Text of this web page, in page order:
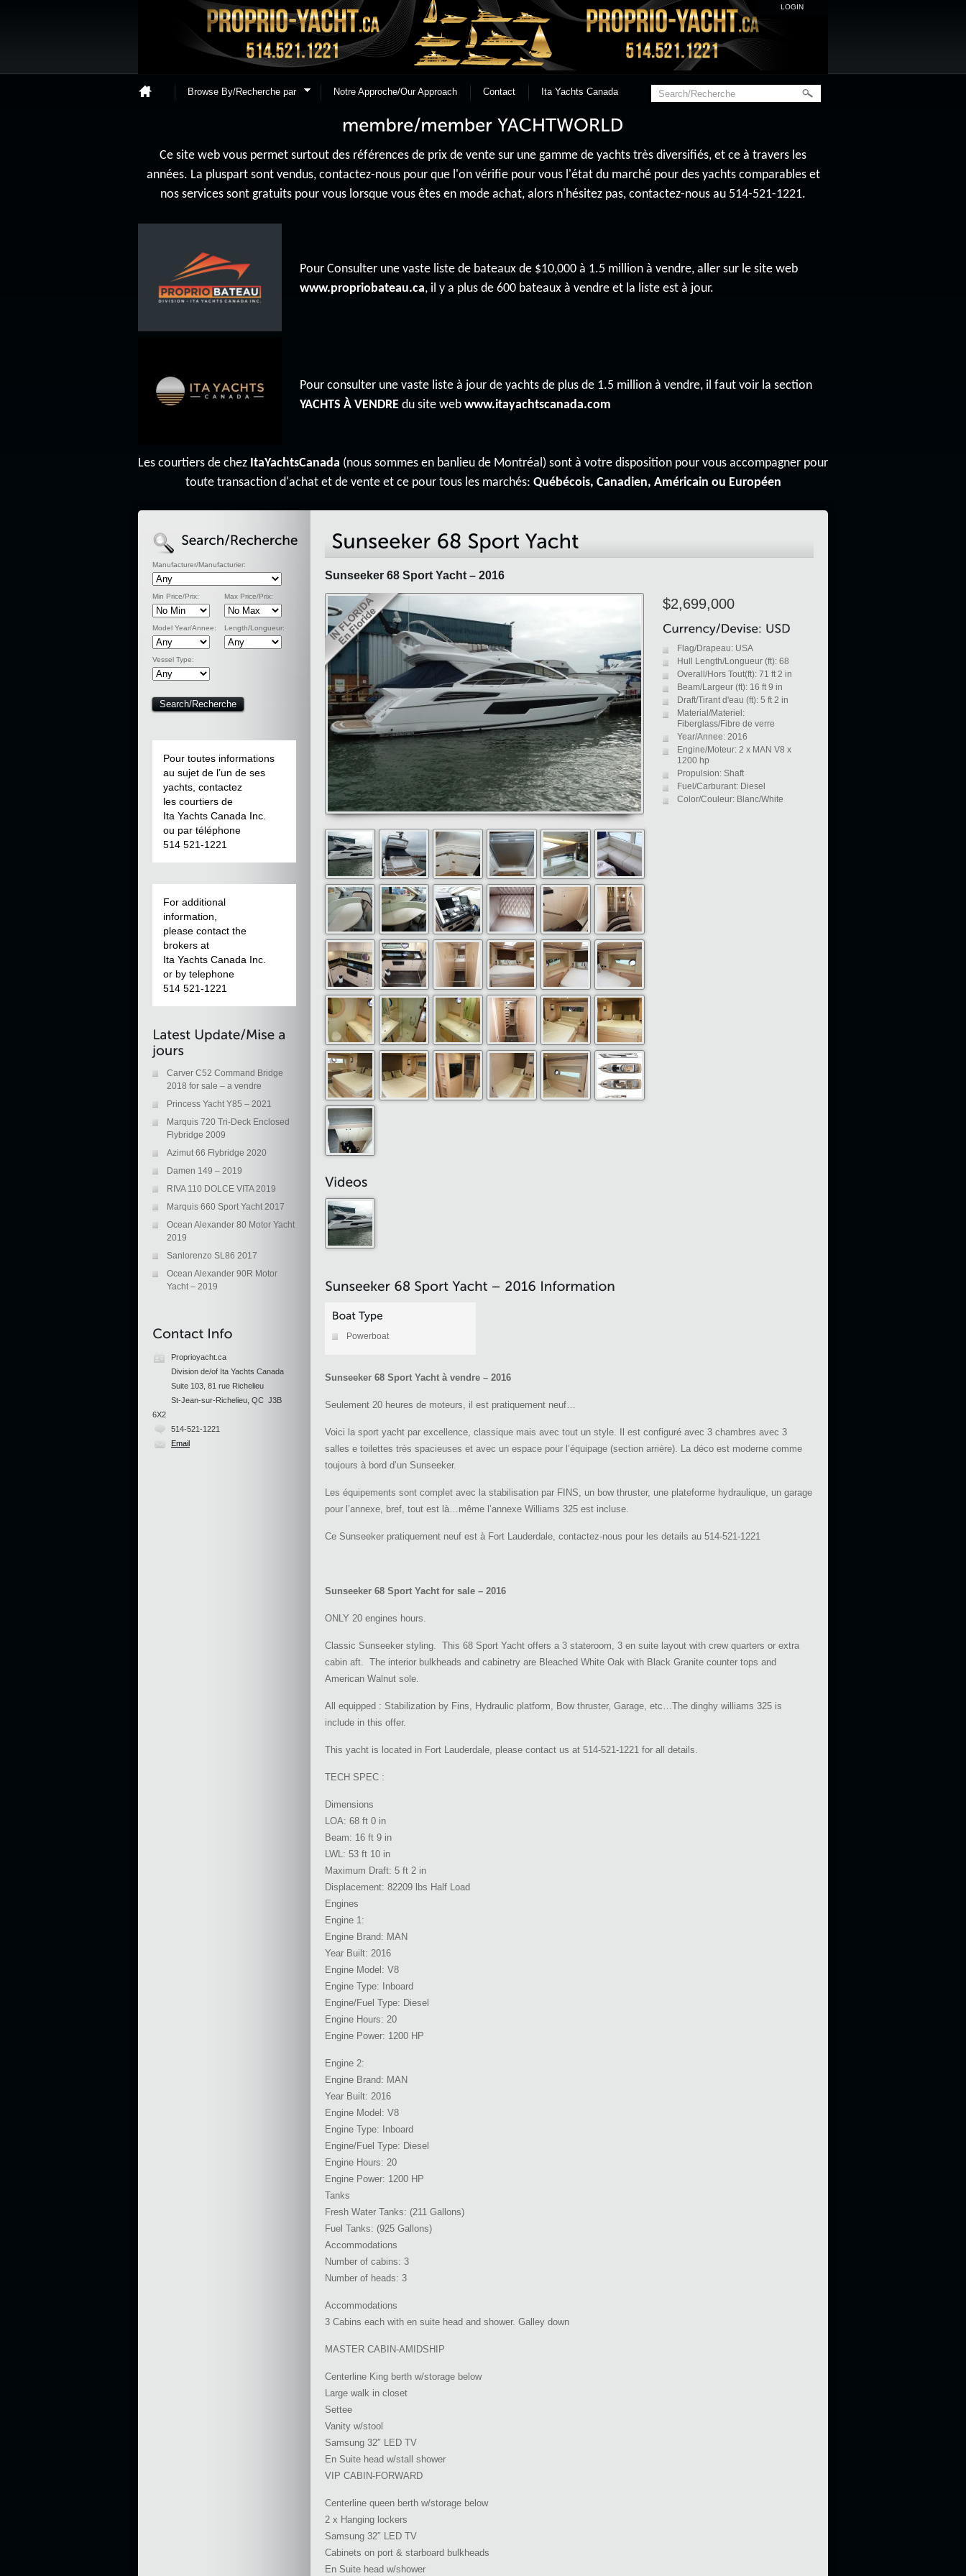
LOGIN
Browse By/Recherche par Notre Approche/Our Approach Contact Ita Yachts Canada
Ce site web vous permet surtout des références de prix de vente sur une gamme de yachts très diversifiés, et ce à travers les
années. La pluspart sont vendus, contactez-nous pour que l'on vérifie pour vous l'état du marché pour des yachts comparables et
nos services sont gratuits pour vous lorsque vous êtes en mode achat, alors n'hésitez pas, contactez-nous au 514-521-1221.
Pour Consulter une vaste liste de bateaux de $10,000 à 1.5 million à vendre, aller sur le site web
www.propriobateau.ca, il y a plus de 600 bateaux à vendre et la liste est à jour.
Pour consulter une vaste liste à jour de yachts de plus de 1.5 million à vendre, il faut voir la section
YACHTS À VENDRE du site web www.itayachtscanada.com
Les courtiers de chez ItaYachtsCanada (nous sommes en banlieu de Montréal) sont à votre disposition pour vous accompagner pour
toute transaction d'achat et de vente et ce pour tous les marchés: Québécois, Canadien, Américain ou Européen
Manufacturer/Manufacturier:
Min Price/Prix: Max Price/Prix:
Model Year/Annee: Length/Longueur:
Vessel Type:
Pour toutes informations
au sujet de l’un de ses
yachts, contactez
les courtiers de
Ita Yachts Canada Inc.
ou par téléphone
514 521-1221
For additional
information,
please contact the
brokers at
Ita Yachts Canada Inc.
or by telephone
514 521-1221
Carver C52 Command Bridge
2018 for sale – a vendre
Princess Yacht Y85 – 2021
Marquis 720 Tri-Deck Enclosed
Flybridge 2009
Azimut 66 Flybridge 2020
Damen 149 – 2019
RIVA 110 DOLCE VITA 2019
Marquis 660 Sport Yacht 2017
Ocean Alexander 80 Motor Yacht
2019
Sanlorenzo SL86 2017
Ocean Alexander 90R Motor
Yacht – 2019
Proprioyacht.ca
Division de/of Ita Yachts Canada
Suite 103, 81 rue Richelieu
St-Jean-sur-Richelieu, QC J3B
6X2
514-521-1221
Email
Sunseeker 68 Sport Yacht – 2016
Powerboat
Sunseeker 68 Sport Yacht à vendre – 2016
Seulement 20 heures de moteurs, il est pratiquement neuf…
Voici la sport yacht par excellence, classique mais avec tout un style. Il est configuré avec 3 chambres avec 3
salles e toilettes très spacieuses et avec un espace pour l’équipage (section arrière). La déco est moderne comme
toujours à bord d’un Sunseeker.
Les équipements sont complet avec la stabilisation par FINS, un bow thruster, une plateforme hydraulique, un garage
pour l’annexe, bref, tout est là…même l’annexe Williams 325 est incluse.
Ce Sunseeker pratiquement neuf est à Fort Lauderdale, contactez-nous pour les details au 514-521-1221
Sunseeker 68 Sport Yacht for sale – 2016
ONLY 20 engines hours.
Classic Sunseeker styling. This 68 Sport Yacht offers a 3 stateroom, 3 en suite layout with crew quarters or extra
cabin aft. The interior bulkheads and cabinetry are Bleached White Oak with Black Granite counter tops and
American Walnut sole.
All equipped : Stabilization by Fins, Hydraulic platform, Bow thruster, Garage, etc…The dinghy williams 325 is
include in this offer.
This yacht is located in Fort Lauderdale, please contact us at 514-521-1221 for all details.
TECH SPEC :
Dimensions
LOA: 68 ft 0 in
Beam: 16 ft 9 in
LWL: 53 ft 10 in
Maximum Draft: 5 ft 2 in
Displacement: 82209 lbs Half Load
Engines
Engine 1:
Engine Brand: MAN
Year Built: 2016
Engine Model: V8
Engine Type: Inboard
Engine/Fuel Type: Diesel
Engine Hours: 20
Engine Power: 1200 HP
Engine 2:
Engine Brand: MAN
Year Built: 2016
Engine Model: V8
Engine Type: Inboard
Engine/Fuel Type: Diesel
Engine Hours: 20
Engine Power: 1200 HP
Tanks
Fresh Water Tanks: (211 Gallons)
Fuel Tanks: (925 Gallons)
Accommodations
Number of cabins: 3
Number of heads: 3
Accommodations
3 Cabins each with en suite head and shower. Galley down
MASTER CABIN-AMIDSHIP
Centerline King berth w/storage below
Large walk in closet
Settee
Vanity w/stool
Samsung 32″ LED TV
En Suite head w/stall shower
VIP CABIN-FORWARD
Centerline queen berth w/storage below
2 x Hanging lockers
Samsung 32″ LED TV
Cabinets on port & starboard bulkheads
En Suite head w/shower
$2,699,000
Flag/Drapeau: USA
Hull Length/Longueur (ft): 68
Overall/Hors Tout(ft): 71 ft 2 in
Beam/Largeur (ft): 16 ft 9 in
Draft/Tirant d'eau (ft): 5 ft 2 in
Material/Materiel:
Fiberglass/Fibre de verre
Year/Annee: 2016
Engine/Moteur: 2 x MAN V8 x
1200 hp
Propulsion: Shaft
Fuel/Carburant: Diesel
Color/Couleur: Blanc/White